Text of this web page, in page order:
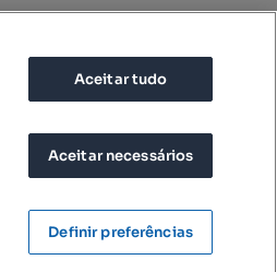
Aceitar tudo
Aceitar necessários
Definir preferências